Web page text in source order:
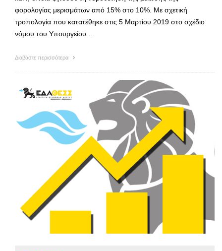
φορολογίας μερισμάτων από 15% στο 10%. Με σχετική
τροπολογία που κατατέθηκε στις 5 Μαρτίου 2019 στο σχέδιο
νόμου του Υπουργείου …
Διαβάστε περισσότερα